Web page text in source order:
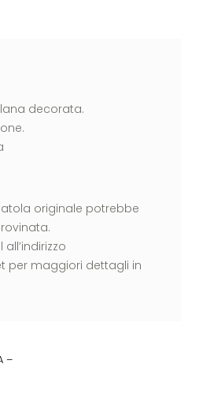
decorata.
originale potrebbe
per maggiori dettagli in
–